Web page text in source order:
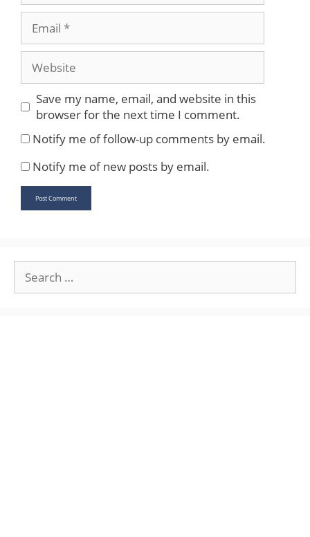
Save my name, email, and website in this
browser for the next time I comment.
Notify me of follow-up comments by email.
Notify me of new posts by email.
for: